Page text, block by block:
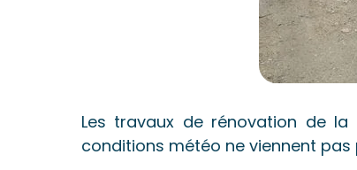
Les travaux de rénovation de
conditions météo ne viennent pas